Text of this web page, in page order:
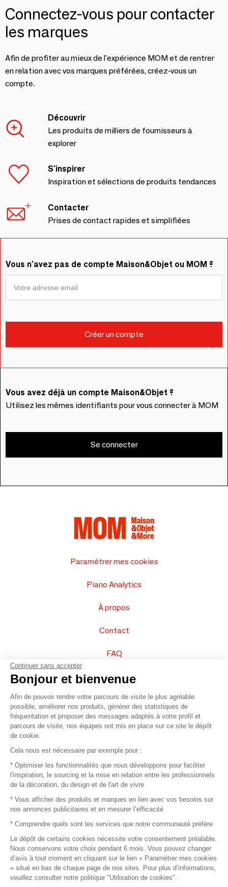
Connectez-vous pour contacter
les marques
Afin de profiter au mieux de l'expérience MOM et de rentrer
en relation avec vos marques préférées, créez-vous un
compte.
Découvrir
Les produits de milliers de fournisseurs à
explorer
S'inspirer
Inspiration et sélections de produits tendances
Contacter
Prises de contact rapides et simplifiées
Vous n'avez pas de compte Maison&Objet ou MOM ?
Vous avez déjà un compte Maison&Objet ?
Utilisez les mêmes identifiants pour vous connecter à MOM
Se connecter
Paramétrer mes cookies
Piano Analytics
À propos
Contact
FAQ
Vendez vos produits
Plan du site
© 2016 –Organisation SAFI
Recrutement
Mentions légales
Conditions commerciales
Continuer sans accepter
Bonjour et bienvenue
Afin de pouvoir rendre votre parcours de visite le plus agréable
possible, améliorer nos produits, générer des statistiques de
fréquentation et proposer des messages adaptés à votre profil et
parcours de visite, nos équipes ont mis en place sur ce site le dépôt
de cookie.
Cela nous est nécessaire par exemple pour :
* Optimiser les fonctionnalités que nous développons pour faciliter
l'inspiration, le sourcing et la mise en relation entre les professionnels
de la décoration, du design et de l'art de vivre
* Vous afficher des produits et marques en lien avec vos besoins sur
nos annonces publicitaires et en mesurer l’efficacité
* Comprendre quels sont les services que notre communauté préfère
Le dépôt de certains cookies nécessite votre consentement préalable.
Nous conservons votre choix pendant 6 mois. Vous pouvez changer
d’avis à tout moment en cliquant sur le lien « Paramétrer mes cookies
» situé en bas de chaque page de nos sites. Pour plus d’informations,
veuillez consulter notre politique "Utilisation de cookies".